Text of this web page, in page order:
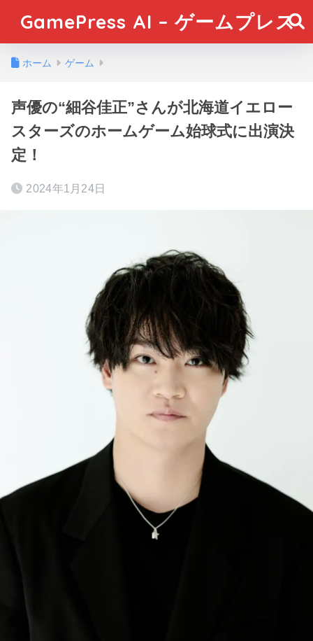
GamePress AI – ゲームプレス
ホーム ゲーム
声優の“細谷佳正”さんが北海道イエロー
スターズのホームゲーム始球式に出演決
定！
2024年1月24日